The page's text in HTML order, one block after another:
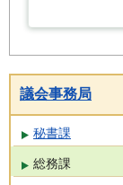
議会事務局
秘書課
総務課